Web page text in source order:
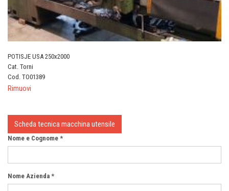
POTISJE USA 250x2000
Cat. Torni
Cod. TO01389
Rimuovi
Scheda tecnica macchina utensile
Nome e Cognome *
Nome Azienda *